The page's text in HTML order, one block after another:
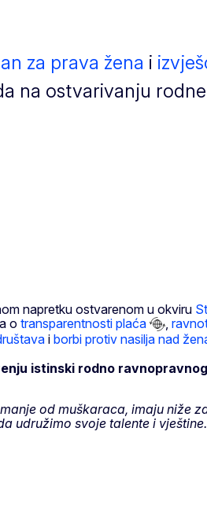
za prava žena i
na ostvarivanju rodne
napretku ostvarenom u okviru
o transparentnosti plaća
i borbi protiv nasilja nad
istinski rodno
od muškaraca, imaju niže
udružimo svoje talente i